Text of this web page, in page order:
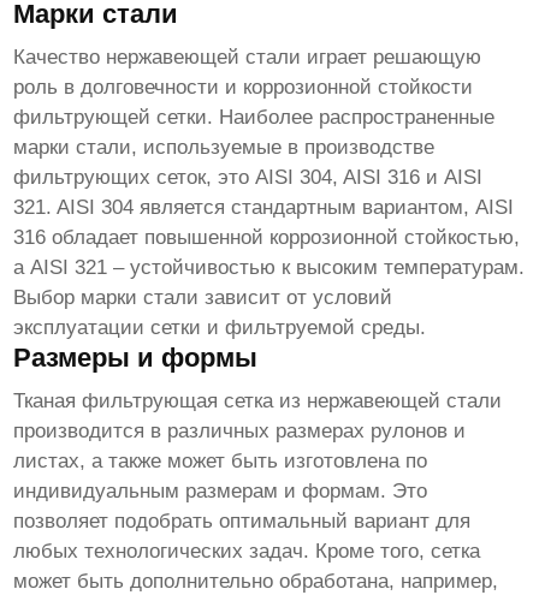
Марки стали
Качество нержавеющей стали играет решающую
роль в долговечности и коррозионной стойкости
фильтрующей сетки. Наиболее распространенные
марки стали, используемые в производстве
фильтрующих сеток, это AISI 304, AISI 316 и AISI
321. AISI 304 является стандартным вариантом, AISI
316 обладает повышенной коррозионной стойкостью,
а AISI 321 – устойчивостью к высоким температурам.
Выбор марки стали зависит от условий
эксплуатации сетки и фильтруемой среды.
Размеры и формы
Тканая фильтрующая сетка из нержавеющей стали
производится в различных размерах рулонов и
листах, а также может быть изготовлена по
индивидуальным размерам и формам. Это
позволяет подобрать оптимальный вариант для
любых технологических задач. Кроме того, сетка
может быть дополнительно обработана, например,